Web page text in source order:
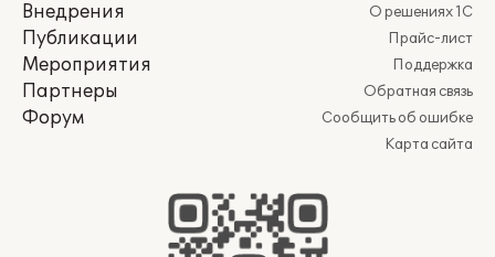
Внедрения
Публикации
Мероприятия
Партнеры
Форум
О решениях 1С
Прайс-лист
Поддержка
Обратная связь
Сообщить об ошибке
Карта сайта